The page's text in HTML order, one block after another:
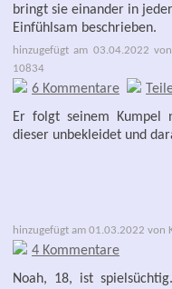
bringt sie einander in
Einfühlsam beschrieben.
hinzugefügt am 03.04.2022
10834
6 Kommentare
Er folgt seinem Kumpel
dieser unbekleidet und
hinzugefügt am 01.03.2022 von
4 Kommentare
Noah, 18, ist